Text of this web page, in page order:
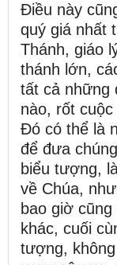
Điều này
quý giá nhất
Thánh, giáo
thánh lớn,
tất cả những
nào, rốt
Đó có thể là
để đưa
biểu tượng,
về Chúa,
bao giờ
khác, cuối
tượng,